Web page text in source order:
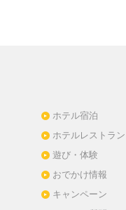
ホテル宿泊
ホテルレストラン
遊び・体験
おでかけ情報
キャンペーン